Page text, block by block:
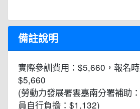
備註說明
實際參訓費用：$5,660，報名時
$5,660
(勞動力發展署雲嘉南分署補助
員自行負擔：$1,132)